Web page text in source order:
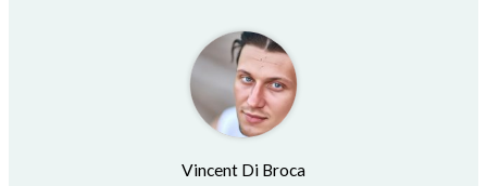
Vincent Di Broca